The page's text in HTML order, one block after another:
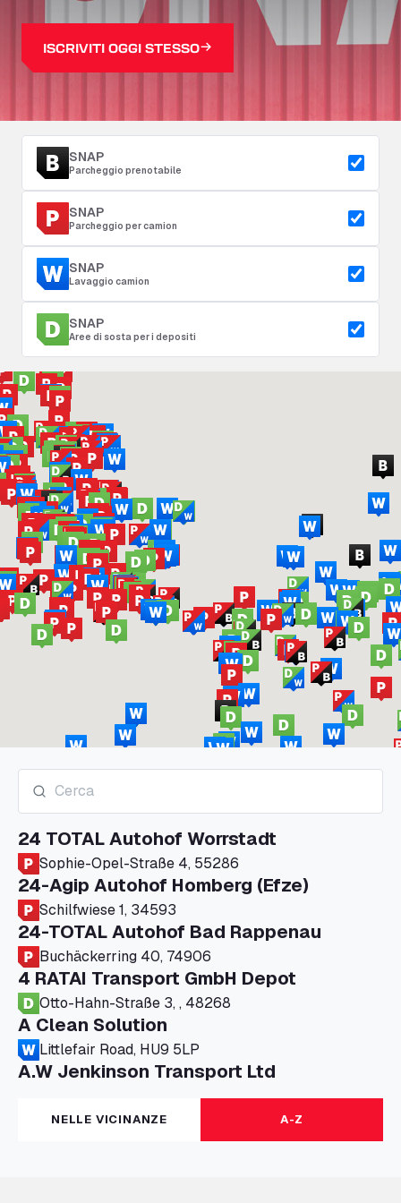
ISCRIVITI OGGI STESSO
SNAP
Parcheggio prenotabile
SNAP
Parcheggio per camion
SNAP
Lavaggio camion
SNAP
Aree di sosta per i depositi
24 TOTAL Autohof Worrstadt
Sophie-Opel-Straße 4, 55286
24-Agip Autohof Homberg (Efze)
Schilfwiese 1, 34593
24-TOTAL Autohof Bad Rappenau
Buchäckerring 40, 74906
4 RATAI Transport GmbH Depot
Otto-Hahn-Straße 3, , 48268
A Clean Solution
Littlefair Road, HU9 5LP
A.W Jenkinson Transport Ltd
Progress House, ME11 5GA
A+G Nettetal - Depot Parking
Am Panneschopp 7, 41334
NELLE VICINANZE A-Z